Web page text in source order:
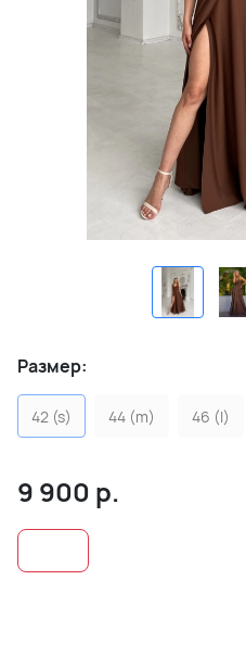
Размер:
42 (s) 44 (m) 46 (l)
9 900 р.